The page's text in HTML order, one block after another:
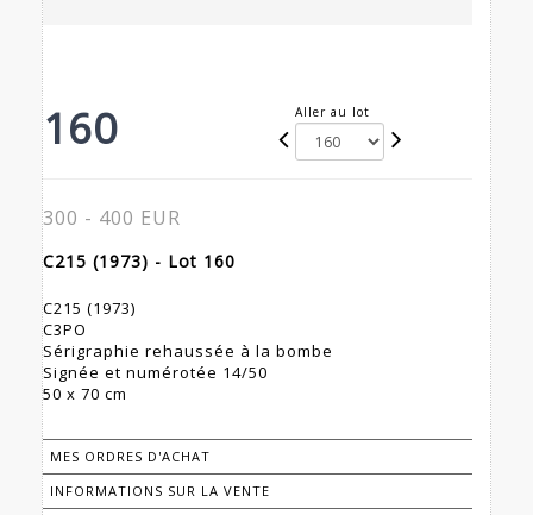
160 Aller au lot
300 - 400 EUR
C215 (1973) - Lot 160
C215 (1973)
C3PO
Sérigraphie rehaussée à la bombe
Signée et numérotée 14/50
50 x 70 cm
MES ORDRES D'ACHAT
INFORMATIONS SUR LA VENTE